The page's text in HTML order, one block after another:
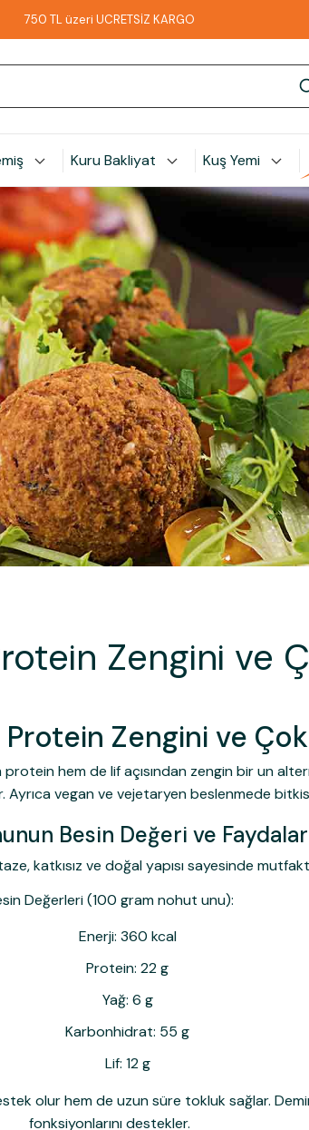
750 TL üzeri ÜCRETSİZ KARGO
Kuru Bakliyat Kuş Yemi
Zengini ve
Zengini ve Çok
protein hem de lif açısından zengin bir un
Ayrıca vegan ve vejetaryen beslenmede
Besin Değeri ve
katkısız ve doğal yapısı sayesinde
Değerleri (100 gram nohut unu):
Enerji: 360 kcal
Protein: 22 g
Yağ: 6 g
Karbonhidrat: 55 g
Lif: 12 g
olur hem de uzun süre tokluk sağlar.
fonksiyonlarını destekler.